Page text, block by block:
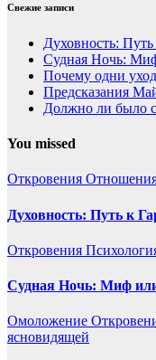
Свежие записи
Духовность:
Судная Ночь:
Почему одни
Предсказания
Должно ли было
You missed
Откровения
Духовность: Путь к
Откровения
Судная Ночь: Миф
Омоложение
ясновидящей